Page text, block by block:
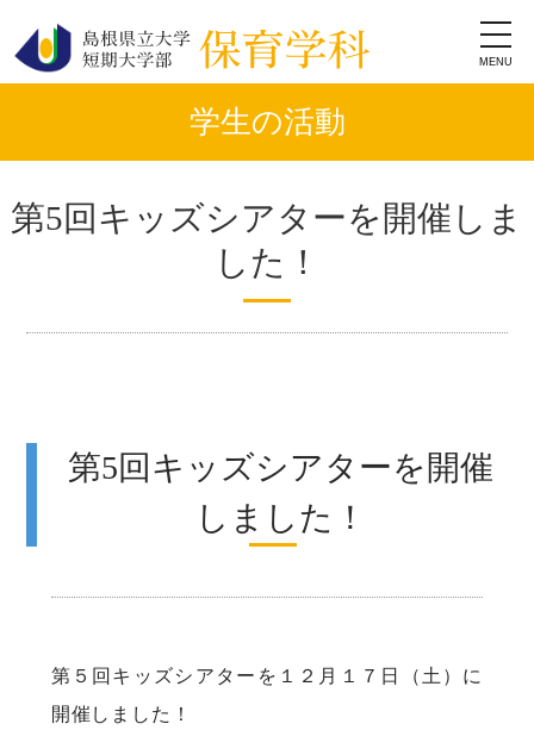
学生の活動
第5回キッズシアターを開催しま
した！
第5回キッズシアターを開催
しました！
第５回キッズシアターを１２月１７日（土）に
開催しました！